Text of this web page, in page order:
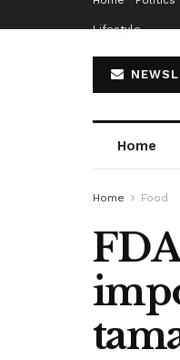
Lifestyle
Home
Home Food